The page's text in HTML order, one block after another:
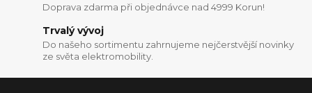
Doprava zdarma při objednávce nad 4999 Korun!
Trvalý vývoj
Do našeho sortimentu zahrnujeme nejčerstvější novinky
ze světa elektromobility.